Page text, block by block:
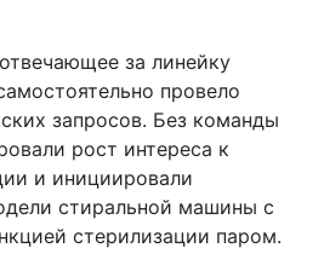
за линейку
провело
запросов. Без команды
рост интереса к
и инициировали
стиральной машины с
стерилизации паром.